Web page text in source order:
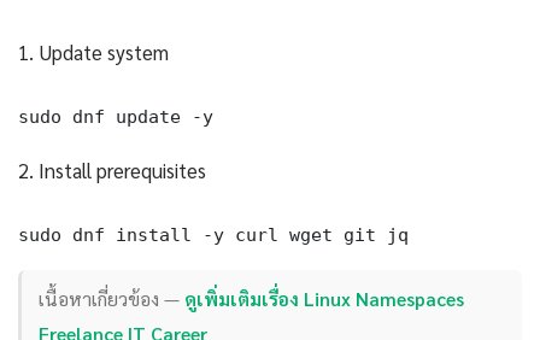
1. Update system
sudo dnf update -y
2. Install prerequisites
sudo dnf install -y curl wget git jq
เนื้อหาเกี่ยวข้อง — ดูเพิ่มเติมเรื่อง Linux Namespaces
Freelance IT Career